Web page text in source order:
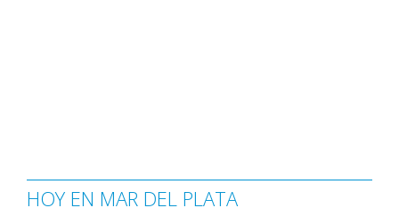
HOY EN MAR DEL PLATA